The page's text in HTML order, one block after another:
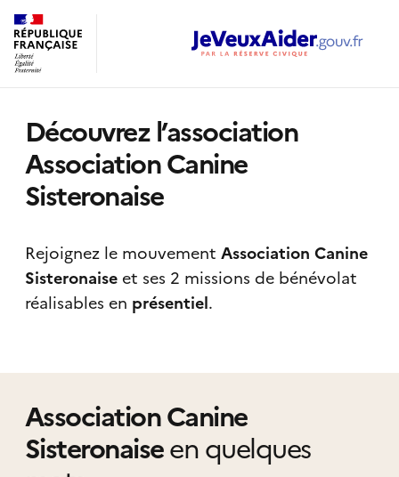
Découvrez l’association
Association Canine
Sisteronaise
Rejoignez le mouvement Association Canine
Sisteronaiseet ses 2 missions de bénévolat
réalisables en présentiel.
Association Canine
Sisteronaiseen quelques